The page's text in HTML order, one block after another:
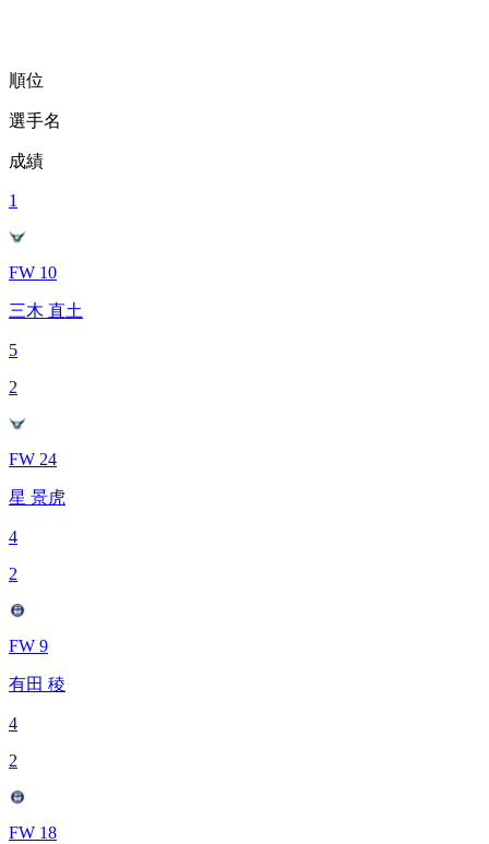
順位
選手名
成績
1
FW 10
三木 直土
5
2
FW 24
星 景虎
4
2
FW 9
有田 稜
4
2
FW 18